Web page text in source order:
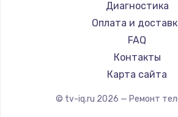
Замена
1600 руб.
Заказать
Ремонт разъема
880 руб.
Hyundai
Doffler
Hiper
Grundig
HITACHI
Диагностика
Оплата и
FAQ
Контакты
Карта сайта
© tv-iq.ru 2026 — Ремонт